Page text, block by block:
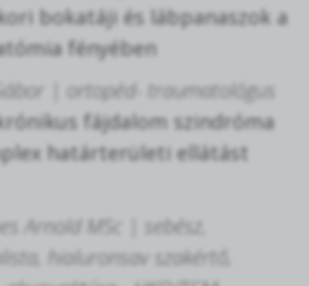
bokatáji és lábpanaszok a
fényében
| ortopéd- traumatológus
fájdalom szindróma
határterületi ellátást
Arnold MSc | sebész,
hialuronsav szakértő,